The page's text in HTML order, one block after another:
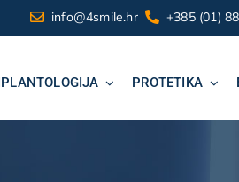
info@4smile.hr +385 (01)
PROTETIKA